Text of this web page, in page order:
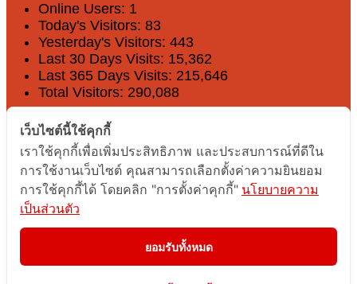
Online Users: 1
Today's Visitors: 83
Yesterday's Visitors: 443
Last 30 Days Visits: 15,362
Last 365 Days Visits: 215,646
Total Visitors: 290,088
Share on social networks
Facebook
Line
เว็บไซต์นี้ใช้คุกกี้
เราใช้คุกกี้เพื่อเพิ่มประสิทธิภาพ และประสบการณ์ที่ดีใน
การใช้งานเว็บไซต์ คุณสามารถเลือกตั้งค่าความยินยอม
การใช้คุกกี้ได้ โดยคลิก "การตั้งค่าคุกกี้" นโยบายความ
เป็นส่วนตัว
ยอมรับทั้งหมด